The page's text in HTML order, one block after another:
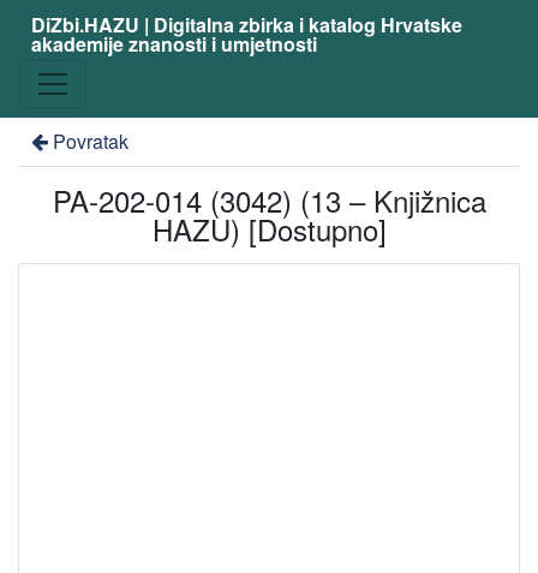
DiZbi.HAZU | Digitalna zbirka i katalog Hrvatske
akademije znanosti i umjetnosti
Povratak
PA-202-014 (3042) (13 – Knjižnica
HAZU) [Dostupno]